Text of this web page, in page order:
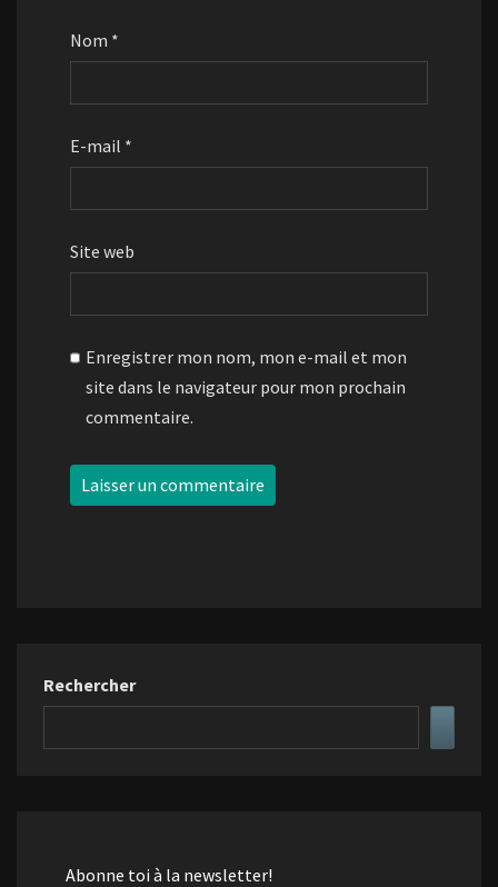
Nom *
E-mail *
Site web
Enregistrer mon nom, mon e-mail et mon
site dans le navigateur pour mon prochain
commentaire.
Rechercher
Abonne toi à la newsletter!